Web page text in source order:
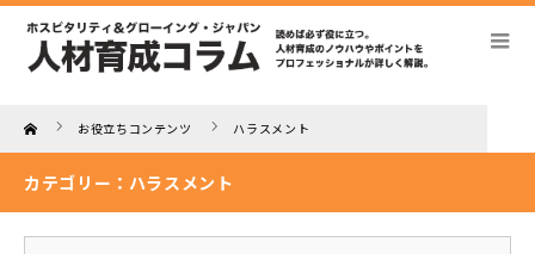
Home お役立ちコンテンツ ハラスメント
カテゴリー：ハラスメント